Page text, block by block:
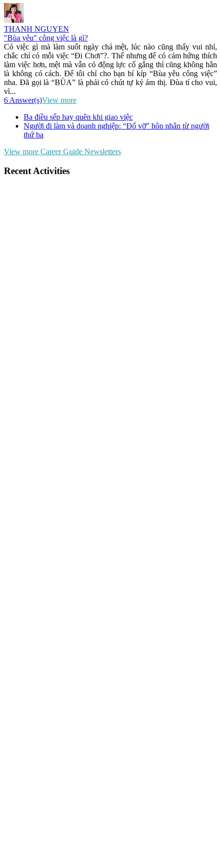
THANH NGUYEN
"Bùa yêu" công việc là gì?
Có việc gì mà làm suốt ngày chả mệt, lúc nào cũng thấy vui nhỉ,
chắc chỉ có mỗi việc “Đi Chơi”?. Thế nhưng để có cảm hứng thích
làm việc hơn, mệt mà vẫn có động lực cố gắng thì cũng không hẳn
là không có cách. Để tôi chỉ cho bạn bí kíp “Bùa yêu công việc”
nha. Đã gọi là “BÙA” là phải có chút tự kỷ ám thị. Đùa tí cho vui,
vì...
6 Answer(s)View more
Ba điều sếp hay quên khi giao việc
Người đi làm và doanh nghiệp: “Đổ vỡ” hôn nhân từ người
thứ ba
View more Career Guide Newsletters
Recent Activities